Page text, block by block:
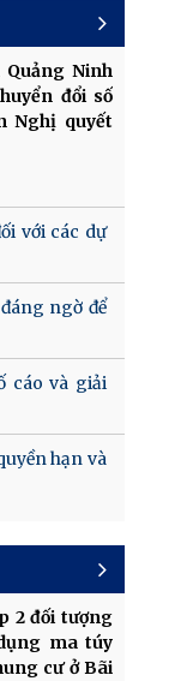
Quảng Ninh
đổi số
Nghị quyết
với các dự
ngờ để
cáo và giải
hạn và
2 đối tượng
ma túy
cư ở Bãi